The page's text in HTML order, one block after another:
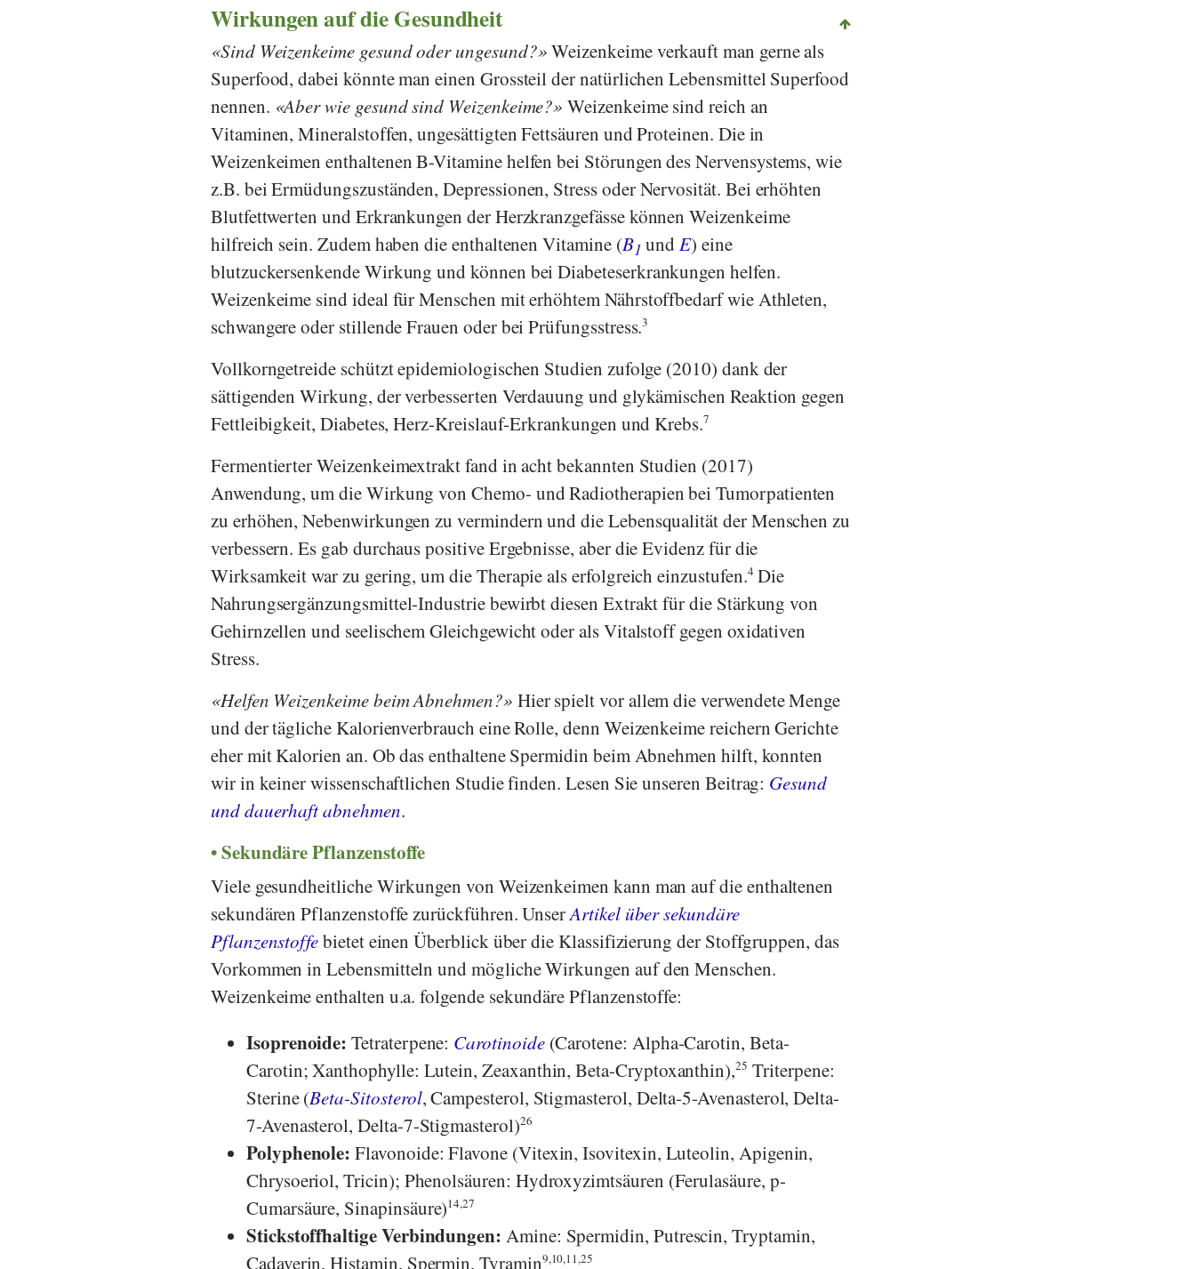
Wirkungen auf die Gesundheit
Sind Weizenkeime gesund oder ungesund? Weizenkeime verkauft man gerne als
Superfood, dabei könnte man einen Grossteil der natürlichen Lebensmittel Superfood
nennen. Aber wie gesund sind Weizenkeime? Weizenkeime sind reich an
Vitaminen, Mineralstoffen, ungesättigten Fettsäuren und Proteinen. Die in
Weizenkeimen enthaltenen B-Vitamine helfen bei Störungen des Nervensystems, wie
z.B. bei Ermüdungszuständen, Depressionen, Stress oder Nervosität. Bei erhöhten
Blutfettwerten und Erkrankungen der Herzkranzgefässe können Weizenkeime
hilfreich sein. Zudem haben die enthaltenen Vitamine (B1 undE) eine
blutzuckersenkende Wirkung und können bei Diabeteserkrankungen helfen.
Weizenkeime sind ideal für Menschen mit erhöhtem Nährstoffbedarf wie Athleten,
schwangere oder stillende Frauen oder bei Prüfungsstress.3
Vollkorngetreide schützt epidemiologischen Studien zufolge (2010) dank der
sättigenden Wirkung, der verbesserten Verdauung und glykämischen Reaktion gegen
Fettleibigkeit, Diabetes, Herz-Kreislauf-Erkrankungen und Krebs.7
Fermentierter Weizenkeimextrakt fand in acht bekannten Studien (2017)
Anwendung, um die Wirkung von Chemo- und Radiotherapien bei Tumorpatienten
zu erhöhen, Nebenwirkungen zu vermindern und die Lebensqualität der Menschen zu
verbessern. Es gab durchaus positive Ergebnisse, aber die Evidenz für die
Wirksamkeit war zu gering, um die Therapie als erfolgreich einzustufen.4 Die
Nahrungsergänzungsmittel-Industrie bewirbt diesen Extrakt für die Stärkung von
Gehirnzellen und seelischem Gleichgewicht oder als Vitalstoff gegen oxidativen
Stress.
Helfen Weizenkeime beim Abnehmen?
Hier spielt vor allem die verwendete Menge
und der tägliche Kalorienverbrauch eine Rolle, denn Weizenkeime reichern Gerichte
eher mit Kalorien an. Ob das enthaltene Spermidin beim Abnehmen hilft, konnten
wir in keiner wissenschaftlichen Studie finden. Lesen Sie unseren Beitrag: Gesund
und dauerhaft abnehmen.
Sekundäre Pflanzenstoffe
Viele gesundheitliche Wirkungen von Weizenkeimen kann man auf die enthaltenen
sekundären Pflanzenstoffe zurückführen. UnserArtikel über sekundäre
Pflanzenstoffebietet einen Überblick über die Klassifizierung der Stoffgruppen, das
Vorkommen in Lebensmitteln und mögliche Wirkungen auf den Menschen.
Weizenkeime enthalten u.a. folgende sekundäre Pflanzenstoffe:
Isoprenoide:Tetraterpene: Carotinoide(Carotene: Alpha-Carotin, Beta-
Carotin; Xanthophylle: Lutein, Zeaxanthin, Beta-Cryptoxanthin),25 Triterpene:
Sterine (Beta-Sitosterol, Campesterol, Stigmasterol, Delta-5-Avenasterol, Delta-
7-Avenasterol, Delta-7-Stigmasterol)26
Polyphenole: Flavonoide: Flavone (Vitexin, Isovitexin, Luteolin, Apigenin,
Chrysoeriol, Tricin); Phenolsäuren: Hydroxyzimtsäuren (Ferulasäure, p-
Cumarsäure, Sinapinsäure)14,27
Stickstoffhaltige Verbindungen: Amine: Spermidin, Putrescin, Tryptamin,
Cadaverin, Histamin, Spermin, Tyramin9,10,11,25